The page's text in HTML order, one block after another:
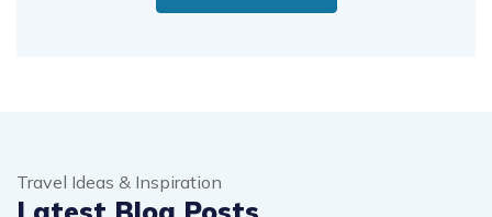
Travel Ideas & Inspiration